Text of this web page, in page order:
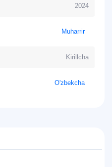
2024
Muharrir
Kirillcha
O'zbekcha